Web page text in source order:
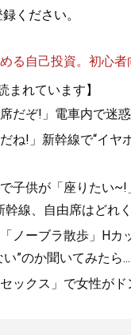
ください。
る自己投資。初心
まれています】
だぞ!」電車内で迷
ね!」新幹線で“イヤ
子供が「座りたい~!
線、自由席はどれ
ノーブラ散歩」Hカ
”のか聞いてみたら...
ックス」で女性がド